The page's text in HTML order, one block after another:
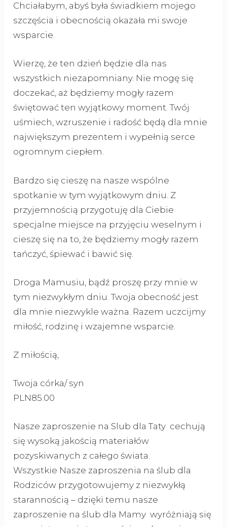
Chciałabym, abyś była świadkiem mojego
szczęścia i obecnością okazała mi swoje
wsparcie.
Wierzę, że ten dzień będzie dla nas
wszystkich niezapomniany. Nie mogę się
doczekać, aż będziemy mogły razem
świętować ten wyjątkowy moment. Twój
uśmiech, wzruszenie i radość będą dla mnie
największym prezentem i wypełnią serce
ogromnym ciepłem.
Bardzo się cieszę na nasze wspólne
spotkanie w tym wyjątkowym dniu. Z
przyjemnością przygotuję dla Ciebie
specjalne miejsce na przyjęciu weselnym i
cieszę się na to, że będziemy mogły razem
tańczyć, śpiewać i bawić się.
Droga Mamusiu, bądź proszę przy mnie w
tym niezwykłym dniu. Twoja obecność jest
dla mnie niezwykle ważna. Razem uczcijmy
miłość, rodzinę i wzajemne wsparcie.
Z miłością,
Twoja córka/ syn
PLN85.00
Nasze zaproszenie na Slub dla Taty cechują
się wysoką jakością materiałów
pozyskiwanych z całego świata.
Wszystkie Nasze zaproszenia na ślub dla
Rodziców przygotowujemy z niezwykłą
starannością – dzięki temu nasze
zaproszenie na ślub dla Mamy wyróżniają się